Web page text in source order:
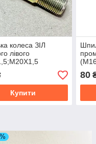
колеса ЗІЛ
лівого
мм,
10.2)120-3104051
Купити
80